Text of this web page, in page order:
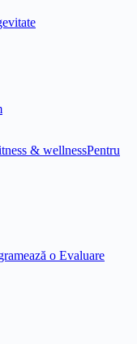
& wellnessPentru
o Evaluare